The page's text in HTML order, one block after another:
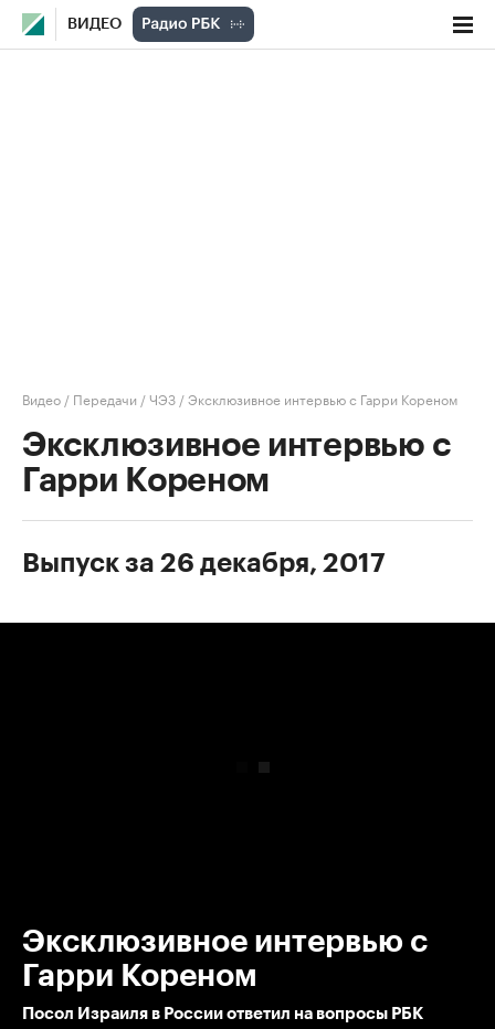
ВИДЕО
Видео / Передачи /ЧЭЗ /Эксклюзивное интервью с Гарри Кореном
Эксклюзивное интервью с
Гарри Кореном
Выпуск за 26 декабря, 2017
Эксклюзивное интервью с
Гарри Кореном
Посол Израиля в России ответил на вопросы РБК